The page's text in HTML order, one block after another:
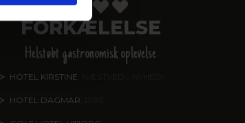
FORKÆLELSE
Helstøbt gastronomisk oplevelse
HOTEL KIRSTINE
HOTEL DAGMAR